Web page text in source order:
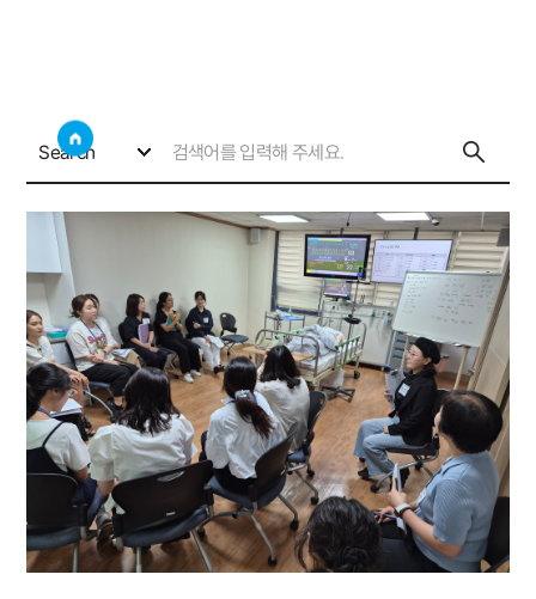
소통게시판
Search